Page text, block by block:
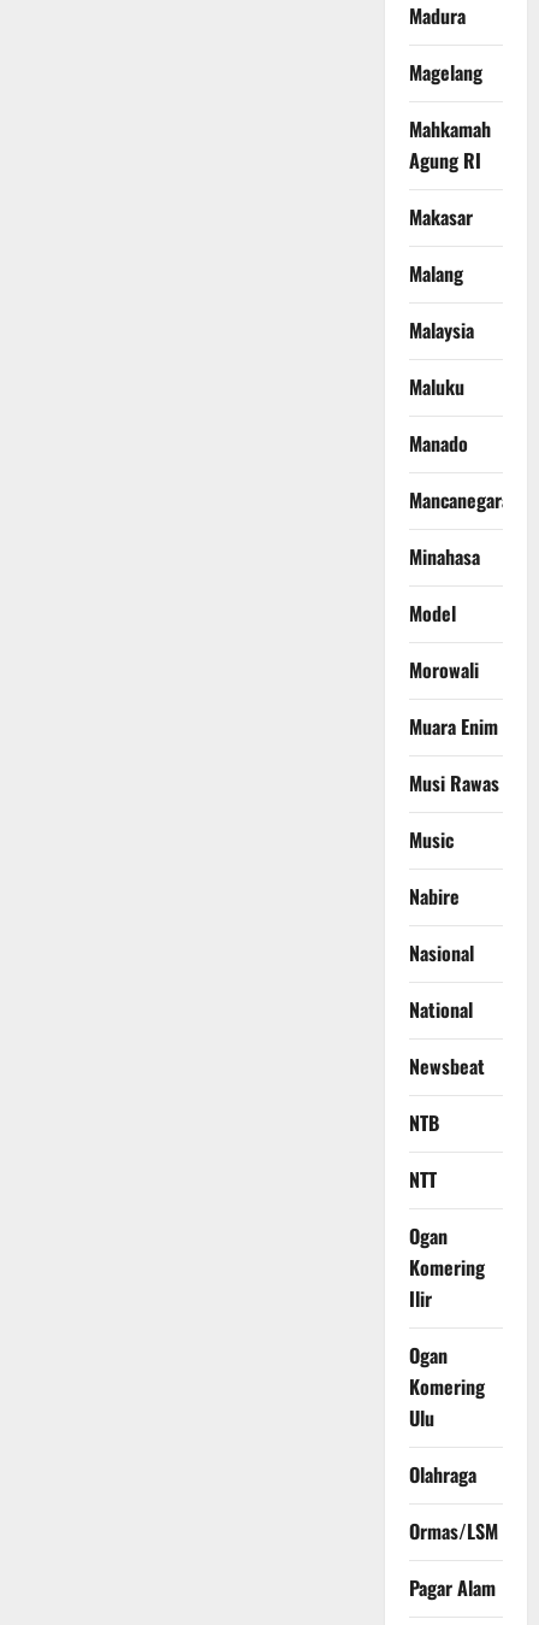
Madura
Magelang
Mahkamah
Agung RI
Makasar
Malang
Malaysia
Maluku
Manado
Mancanegara
Minahasa
Model
Morowali
Muara Enim
Musi Rawas
Music
Nabire
Nasional
National
Newsbeat
NTB
NTT
Ogan
Komering
Ilir
Ogan
Komering
Ulu
Olahraga
Ormas/LSM
Pagar Alam